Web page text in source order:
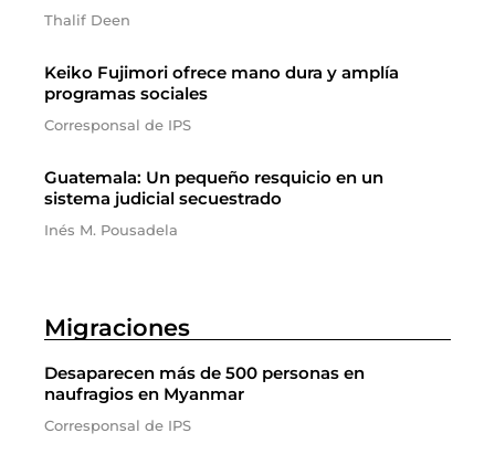
Thalif Deen
Keiko Fujimori ofrece mano dura y amplía
programas sociales
Corresponsal de IPS
Guatemala: Un pequeño resquicio en un
sistema judicial secuestrado
Inés M. Pousadela
Migraciones
Desaparecen más de 500 personas en
naufragios en Myanmar
Corresponsal de IPS